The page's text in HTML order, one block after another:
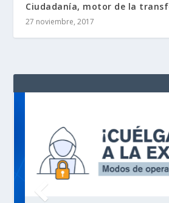
Ciudadanía, motor de la
27 noviembre, 2017